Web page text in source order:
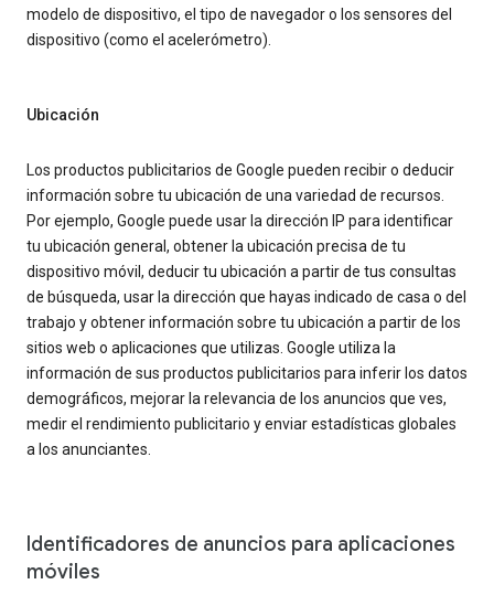
modelo de dispositivo, el tipo de navegador o los sensores del
dispositivo (como el acelerómetro).
Ubicación
Los productos publicitarios de Google pueden recibir o deducir
información sobre tu ubicación de una variedad de recursos.
Por ejemplo, Google puede usar la dirección IP para identificar
tu ubicación general, obtener la ubicación precisa de tu
dispositivo móvil, deducir tu ubicación a partir de tus consultas
de búsqueda, usar la dirección que hayas indicado de casa o del
trabajo y obtener información sobre tu ubicación a partir de los
sitios web o aplicaciones que utilizas. Google utiliza la
información de sus productos publicitarios para inferir los datos
demográficos, mejorar la relevancia de los anuncios que ves,
medir el rendimiento publicitario y enviar estadísticas globales
a los anunciantes.
Identificadores de anuncios para aplicaciones
móviles